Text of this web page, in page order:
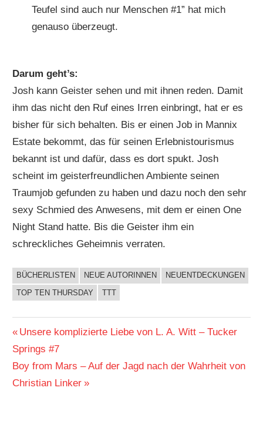
Teufel sind auch nur Menschen #1” hat mich
genauso überzeugt.
Darum geht’s:
Josh kann Geister sehen und mit ihnen reden. Damit
ihm das nicht den Ruf eines Irren einbringt, hat er es
bisher für sich behalten. Bis er einen Job in Mannix
Estate bekommt, das für seinen Erlebnistourismus
bekannt ist und dafür, dass es dort spukt. Josh
scheint im geisterfreundlichen Ambiente seinen
Traumjob gefunden zu haben und dazu noch den sehr
sexy Schmied des Anwesens, mit dem er einen One
Night Stand hatte. Bis die Geister ihm ein
schreckliches Geheimnis verraten.
BUCHIGES
BÜCHERLISTEN NEUE AUTORINNEN
NEUENTDECKUNGEN
TOP TEN THURSDAY
TTT
Beitragsnavigation
Vorheriger
Beitrag:
Unsere komplizierte Liebe von L. A. Witt – Tucker
Springs #7
Nächster
Beitrag:
Boy from Mars – Auf der Jagd nach der Wahrheit von
Christian Linker